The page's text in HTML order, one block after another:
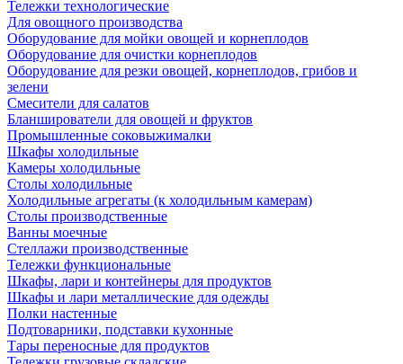
Тележки технологические
Для овощного производства
Оборудование для мойки овощей и корнеплодов
Оборудование для очистки корнеплодов
Оборудование для резки овощей, корнеплодов, грибов и
зелени
Смесители для салатов
Бланширователи для овощей и фруктов
Промышленные соковыжималки
Шкафы холодильные
Камеры холодильные
Столы холодильные
Холодильные агрегаты (к холодильным камерам)
Столы производственные
Ванны моечные
Стеллажи производственные
Тележки функциональные
Шкафы, лари и контейнеры для продуктов
Шкафы и лари металлические для одежды
Полки настенные
Подтоварники, подставки кухонные
Тары переносные для продуктов